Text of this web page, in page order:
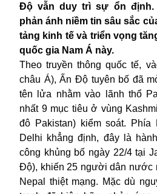
Độ vẫn duy trì sự ổn
phản ánh niềm tin sâu sắc
tảng kinh tế và triển vọng
quốc gia Nam Á này.
Theo truyền thông quốc tế,
châu Á), Ấn Độ tuyên bố đã
tên lửa nhằm vào lãnh thổ
nhất 9 mục tiêu ở vùng
đô Pakistan) kiểm soát. Phía
Delhi khẳng định, đây là
công khủng bố ngày 22/4 tại
Độ), khiến 25 người dân nước
Nepal thiệt mạng. Mặc dù